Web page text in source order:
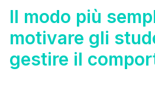
Il modo più
motivare gli
gestire il